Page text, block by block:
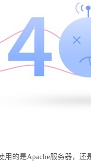
用的是Apache服务器，还